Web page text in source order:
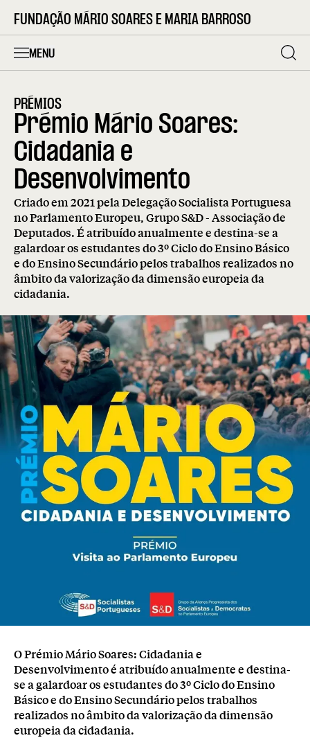
FUNDAÇÃO MÁRIO SOARES E MARIA BARROSO
MENU
PRÉMIOS
Prémio Mário Soares:
Cidadania e
Desenvolvimento
Criado em 2021 pela Delegação Socialista Portuguesa
no Parlamento Europeu, Grupo S&D - Associação de
Deputados. É atribuído anualmente e destina-se a
galardoar os estudantes do 3º Ciclo do Ensino Básico
e do Ensino Secundário pelos trabalhos realizados no
âmbito da valorização da dimensão europeia da
cidadania.
O Prémio Mário Soares: Cidadania e
Desenvolvimento é atribuído anualmente e destina-
se a galardoar os estudantes do 3º Ciclo do Ensino
Básico e do Ensino Secundário pelos trabalhos
realizados no âmbito da valorização da dimensão
europeia da cidadania.